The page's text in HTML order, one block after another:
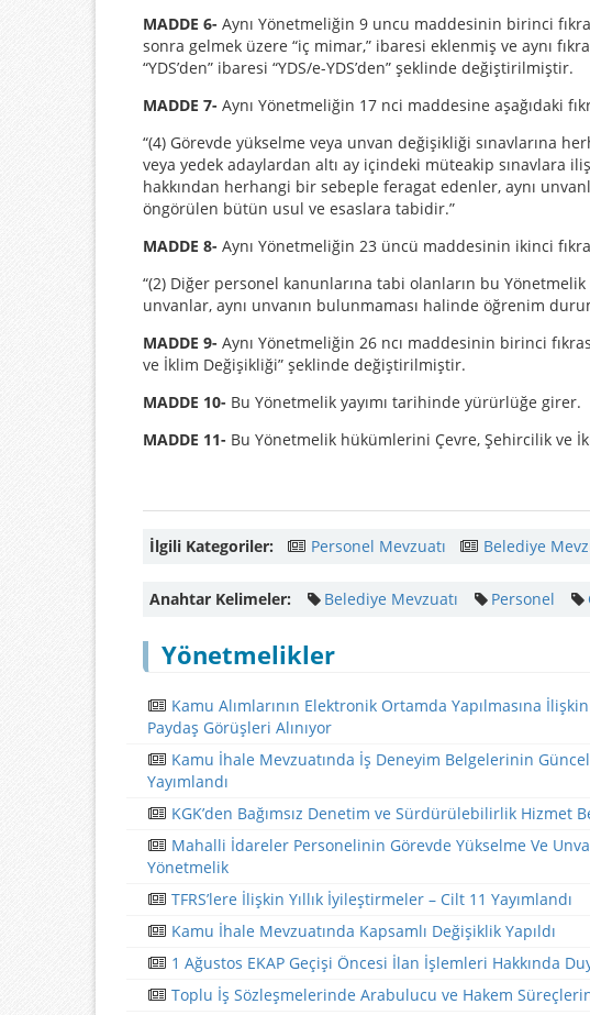
MADDE 6- Aynı Yönetmeliğin 9 uncu maddesinin birinci
sonra gelmek üzere “iç mimar,” ibaresi eklenmiş ve aynı
“YDS’den” ibaresi “YDS/e-YDS’den” şeklinde değiştirilmiştir.
MADDE 7- Aynı Yönetmeliğin 17 nci maddesine aşağıdaki
“(4) Görevde yükselme veya unvan değişikliği sınavlarına
veya yedek adaylardan altı ay içindeki müteakip sınavlara
hakkından herhangi bir sebeple feragat edenler, aynı
öngörülen bütün usul ve esaslara tabidir.”
MADDE 8- Aynı Yönetmeliğin 23 üncü maddesinin ikinci
“(2) Diğer personel kanunlarına tabi olanların bu
unvanlar, aynı unvanın bulunmaması halinde öğrenim
MADDE 9- Aynı Yönetmeliğin 26 ncı maddesinin birinci
ve İklim Değişikliği” şeklinde değiştirilmiştir.
MADDE 10- Bu Yönetmelik yayımı tarihinde yürürlüğe girer.
MADDE 11- Bu Yönetmelik hükümlerini Çevre, Şehircilik ve
İlgili Kategoriler: Personel Mevzuatı Belediye
Anahtar Kelimeler: Belediye Mevzuatı Personel
Yönetmelikler
Kamu Alımlarının Elektronik Ortamda Yapılmasına
Paydaş Görüşleri Alınıyor
Kamu İhale Mevzuatında İş Deneyim Belgelerinin
Yayımlandı
KGK’den Bağımsız Denetim ve Sürdürülebilirlik Hizmet
Mahalli İdareler Personelinin Görevde Yükselme Ve
Yönetmelik
TFRS’lere İlişkin Yıllık İyileştirmeler – Cilt 11 Yayımlandı
Kamu İhale Mevzuatında Kapsamlı Değişiklik Yapıldı
1 Ağustos EKAP Geçişi Öncesi İlan İşlemleri Hakkında
Toplu İş Sözleşmelerinde Arabulucu ve Hakem